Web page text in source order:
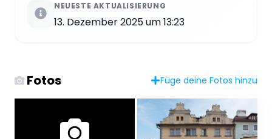
NEUESTE AKTUALISIERUNG
13. Dezember 2025 um 13:23
Fotos Füge deine Fotos hinzu